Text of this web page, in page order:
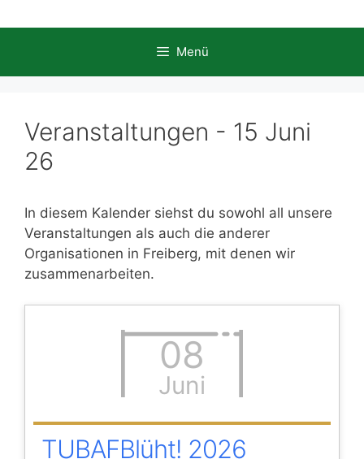
Menü
Veranstaltungen - 15 Juni
26
In diesem Kalender siehst du sowohl all unsere
Veranstaltungen als auch die anderer
Organisationen in Freiberg, mit denen wir
zusammenarbeiten.
08
Juni
TUBAFBlüht! 2026